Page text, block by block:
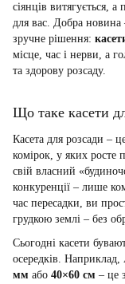
сіянців витягується,
для вас. Добра новина
зручне рішення:
місце, час і нерви, а
та здорову розсаду.
Що таке касети
Касета для розсади –
комірок, у яких
свій власний
конкуренції – лише
час пересадки, ви
грудкою землі – без
Сьогодні касети
осередків.
мм або 40×60 см – це